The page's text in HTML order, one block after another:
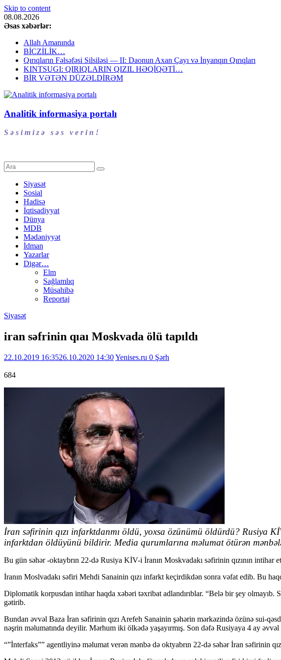
Skip to content
08.08.2026
Əsas xəbərlər:
Allah Amanında
BİCZİLİK…
Qırıqların Fəlsəfəsi Silsiləsi — II: Daonun Axan Çayı və İnyanqın Qırıqları
KINTSUGI: QIRIQLARIN QIZIL HƏQİQƏTİ…
BİR VƏTƏN DÜZƏLDİRƏM
Analitik informasiya portalı
S ə s i m i z ə s ə s v e r i n !
Siyasət
Sosial
Hadisə
İqtisadiyyat
Dünya
MDB
Mədəniyyət
İdman
Yazarlar
Digər…
Elm
Sağlamlıq
Müsahibə
Reportaj
Siyasət
iran səfrinin qıaı Moskvada ölü tapıldı
22.10.2019 16:3526.10.2020 14:30Yenises.ru 0 Şərh
684
İran səfirinin qızı infarktdanmı öldü, yoxsa özünümü öldürdü? Rusiya
infarktdan öldüyünü bildirir. Media qurumlarına məlumat ötürən
Bu gün səhər -oktaybrın 22-də Rusiya KİV-i İranın Moskvadakı səfirinin qızının
İranın Moslvadakı səfiri Mehdi Sanainin qızı infarkt keçirdikdən sonra vəfat edib. Bu
Diplomatik korpusdan intihar haqda xəbəri təxribat adlandırıblar. “Belə bir şey
gətirib.
Bundan əvvəl Baza İran səfirinin qızı Arefeh Sanainin şəhərin mərkəzində özünə sui-
nəşrin məlumatında deyilir. Mərhum iki ölkədə yaşayırmış. Son dəfə Rusiyaya 4 ay əvvəl
“”İnterfaks”” agentliyinə məlumat verən mənbə də oktyabrın 22-də səhər İran səfirinin